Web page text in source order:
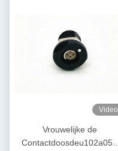
Video
Vrouwelijke de
Contactdoosdeu102a053